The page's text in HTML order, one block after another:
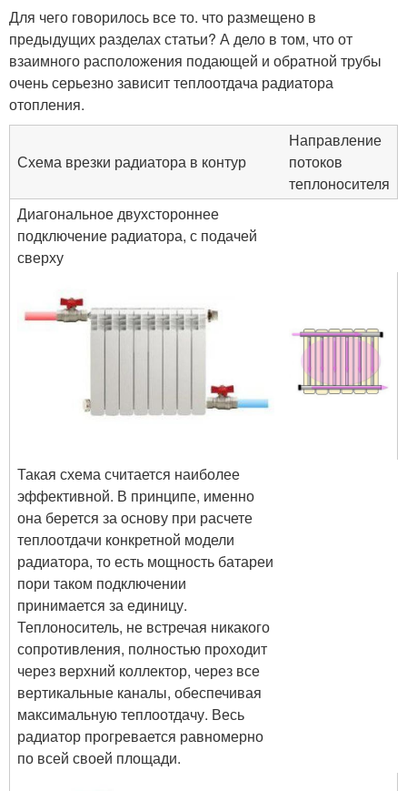
Для чего говорилось все то. что размещено в
предыдущих разделах статьи? А дело в том, что от
взаимного расположения подающей и обратной трубы
очень серьезно зависит теплоотдача радиатора
отопления.
Схема врезки радиатора в контур
Направление
потоков
теплоносителя
Диагональное двухстороннее
подключение радиатора, с подачей
сверху
Такая схема считается наиболее
эффективной. В принципе, именно
она берется за основу при расчете
теплоотдачи конкретной модели
радиатора, то есть мощность батареи
пори таком подключении
принимается за единицу.
Теплоноситель, не встречая никакого
сопротивления, полностью проходит
через верхний коллектор, через все
вертикальные каналы, обеспечивая
максимальную теплоотдачу. Весь
радиатор прогревается равномерно
по всей своей площади.